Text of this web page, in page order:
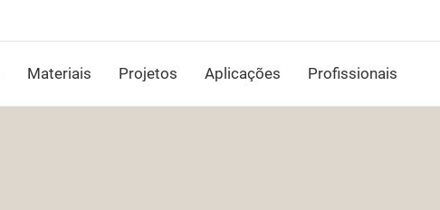
Materiais Projetos Aplicações Profissionais